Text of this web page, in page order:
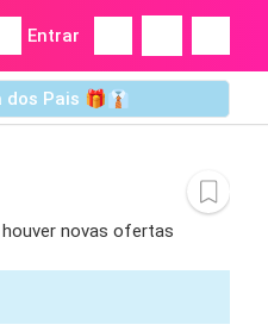
Entrar
dos Pais 🎁👔
novas ofertas